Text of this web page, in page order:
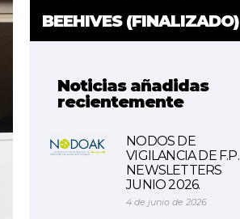
BEEHIVES (FINALIZADO)
Noticias añadidas
recientemente
NODOS DE
VIGILANCIA DE F.P.
NEWSLETTERS
JUNIO 2026.
4 de junio de 2026